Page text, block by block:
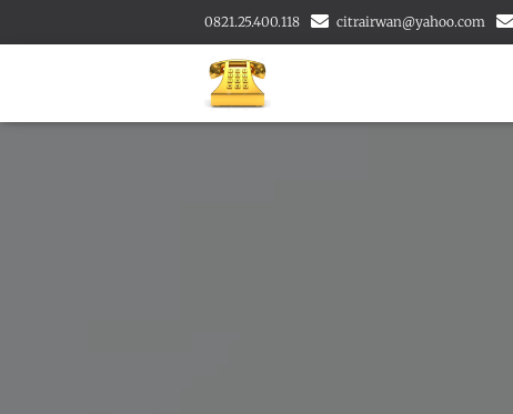
0821.25.400.118 citrairwan@yahoo.com